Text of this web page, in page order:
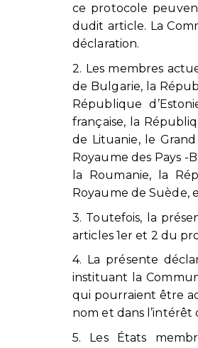
ce protocole
dudit article. La
déclaration.
2. Les membres
de Bulgarie, la
République
française, la
de Lituanie, le
Royaume des Pays -
la Roumanie, la
Royaume de Suède,
3. Toutefois, la
articles 1er et 2 du
4. La présente
instituant la
qui pourraient être
nom et dans l’intérêt
5. Les États